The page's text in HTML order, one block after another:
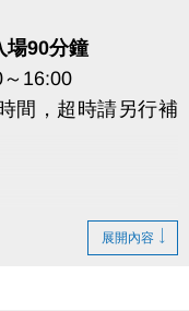
場90分鐘
16:00
間，超時請另行補
90分鐘，限購買當
展開內容